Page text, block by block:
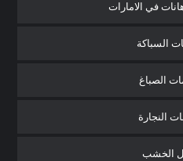
في الامارات
السباكة
الصباغ
النجارة
الخشب